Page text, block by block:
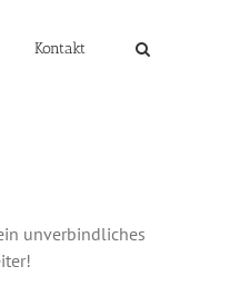
Kontakt
unverbindliches